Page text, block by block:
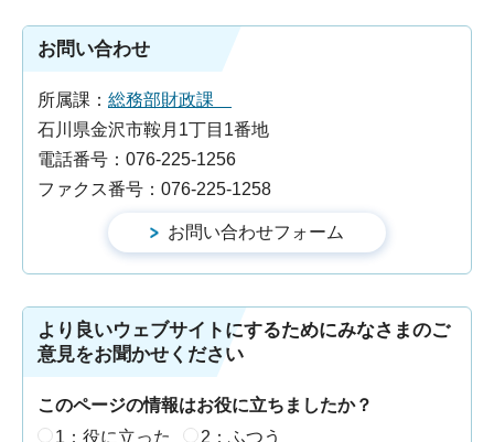
お問い合わせ
所属課： 総務部財政課
石川県金沢市鞍月1丁目1番地
電話番号：076-225-1256
ファクス番号：076-225-1258
より良いウェブサイトにするためにみなさまのご
意見をお聞かせください
このページの情報はお役に立ちましたか？
1：役に立った
2：ふつう